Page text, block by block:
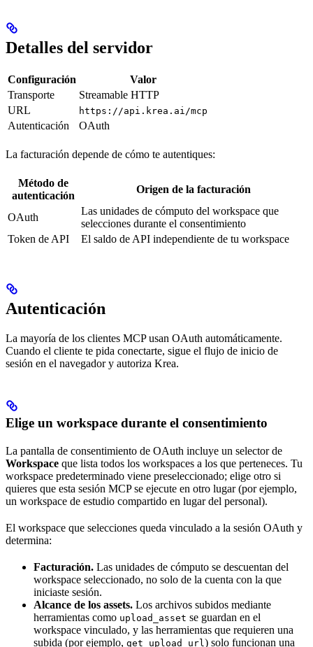
Detalles del servidor
Configuración
Valor
Transporte
Streamable HTTP
URL
https://api.krea.ai/mcp
Autenticación OAuth
La facturación depende de cómo te autentiques:
Método de
autenticación
Origen de la facturación
OAuth
Las unidades de cómputo del workspace que
selecciones durante el consentimiento
Token de API
El saldo de API independiente de tu workspace
Autenticación
La mayoría de los clientes MCP usan OAuth automáticamente.
Cuando el cliente te pida conectarte, sigue el flujo de inicio de
sesión en el navegador y autoriza Krea.
Elige un workspace durante el consentimiento
La pantalla de consentimiento de OAuth incluye un selector de
Workspace que lista todos los workspaces a los que perteneces. Tu
workspace predeterminado viene preseleccionado; elige otro si
quieres que esta sesión MCP se ejecute en otro lugar (por ejemplo,
un workspace de estudio compartido en lugar del personal).
El workspace que selecciones queda vinculado a la sesión OAuth y
determina:
Facturación. Las unidades de cómputo se descuentan del
workspace seleccionado, no solo de la cuenta con la que
iniciaste sesión.
Alcance de los assets. Los archivos subidos mediante
herramientas como upload_asset se guardan en el
workspace vinculado, y las herramientas que requieren una
subida (por ejemplo, get_upload_url ) solo funcionan una